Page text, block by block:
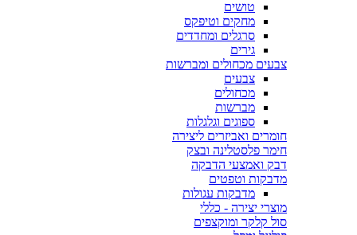
טושים
מחקים וטיפקס
סרגלים ומחדדים
גירים
צבעים מכחולים ומברשות
צבעים
מכחולים
מברשות
ספוגים וגלגלות
חומרים ואביזרים ליצירה
חימר פלסטלינה ובצק
דבק ואמצעי הדבקה
מדבקות וטפטים
מדבקות עגולות
מוצרי יצירה - כללי
סול קלקר ומוקצפים